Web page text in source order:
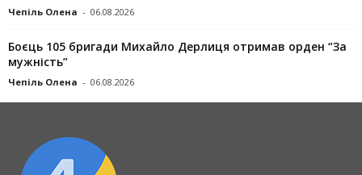
Чепіль Олена - 06.08.2026
Боєць 105 бригади Михайло Дерлиця отримав орден “За
мужність”
Чепіль Олена - 06.08.2026